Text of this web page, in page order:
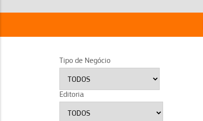
Tipo de Negócio
Editoria